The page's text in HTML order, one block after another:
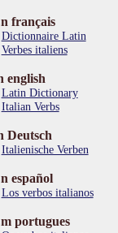
français
Dictionnaire Latin
Verbes italiens
english
Latin Dictionary
Italian Verbs
Deutsch
Italienische Verben
español
Los verbos italianos
portugues